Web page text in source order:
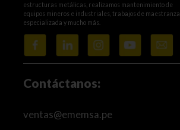
estructuras metálicas, realizamos mantenimiento de
equipos mineros e industriales, trabajos de maestranza
especializada y mucho más.
Contáctanos:
ventas@ememsa.pe